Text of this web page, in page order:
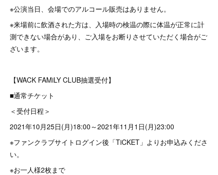
※公演当日、会場でのアルコール販売はありません。
※来場前に飲酒された方は、入場時の検温の際に体温が正常に計
測できない場合があり、ご入場をお断りさせていただく場合がご
ざいます。
【WACK FAMiLY CLUB抽選受付】
■通常チケット
＜受付日程＞
2021年10月25日(月)18:00～2021年11月1日(月)23:00
※ファンクラブサイトログイン後「TiCKET」よりお申込みくださ
い。
※お一人様2枚まで